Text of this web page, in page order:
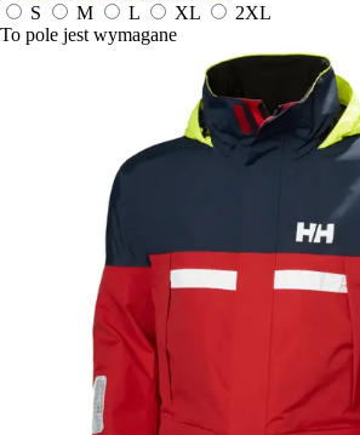
S
M L XL
2XL
To pole jest wymagane